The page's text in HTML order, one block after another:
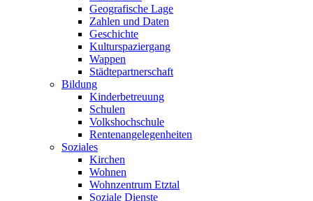
Geografische Lage
Zahlen und Daten
Geschichte
Kulturspaziergang
Wappen
Städtepartnerschaft
Bildung
Kinderbetreuung
Schulen
Volkshochschule
Rentenangelegenheiten
Soziales
Kirchen
Wohnen
Wohnzentrum Etztal
Soziale Dienste